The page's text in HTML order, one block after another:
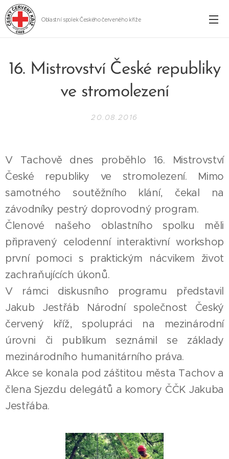
Oblastní spolek Českého červeného kříže
16. Mistrovství České republiky
ve stromolezení
20.08.2016
V Tachově dnes proběhlo 16. Mistrovství
České republiky ve stromolezení. Mimo
samotného soutěžního klání, čekal na
závodníky pestrý doprovodný program.
Členové našeho oblastního spolku měli
připravený celodenní interaktivní workshop
první pomoci s praktickým nácvikem život
zachraňujících úkonů.
V rámci diskusního programu představil
Jakub Jestřáb Národní společnost Český
červený kříž, spolupráci na mezinárodní
úrovni či publikum seznámil se základy
mezinárodního humanitárního práva.
Akce se konala pod záštitou města Tachov a
člena Sjezdu delegátů a komory ČČK Jakuba
Jestřába.